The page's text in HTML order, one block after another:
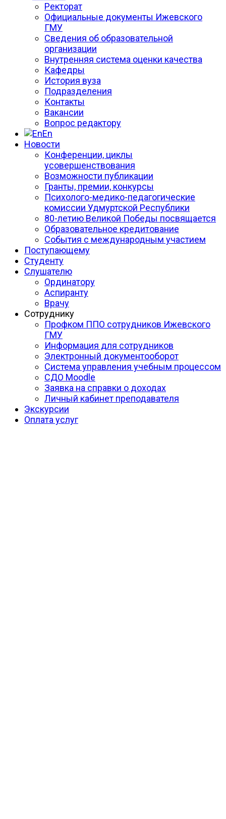
Ректорат
Официальные документы Ижевского
ГМУ
Сведения об образовательной
организации
Внутренняя система оценки качества
Кафедры
История вуза
Подразделения
Контакты
Вакансии
Вопрос редактору
En
Новости
Конференции, циклы
усовершенствования
Возможности публикации
Гранты, премии, конкурсы
Психолого-медико-педагогические
комиссии Удмуртской Республики
80-летию Великой Победы посвящается
Образовательное кредитование
События с международным участием
Поступающему
Студенту
Слушателю
Ординатору
Аспиранту
Врачу
Сотруднику
Профком ППО сотрудников Ижевского
ГМУ
Информация для сотрудников
Электронный документооборот
Система управления учебным процессом
СДО Moodle
Заявка на справки о доходах
Личный кабинет преподавателя
Экскурсии
Оплата услуг